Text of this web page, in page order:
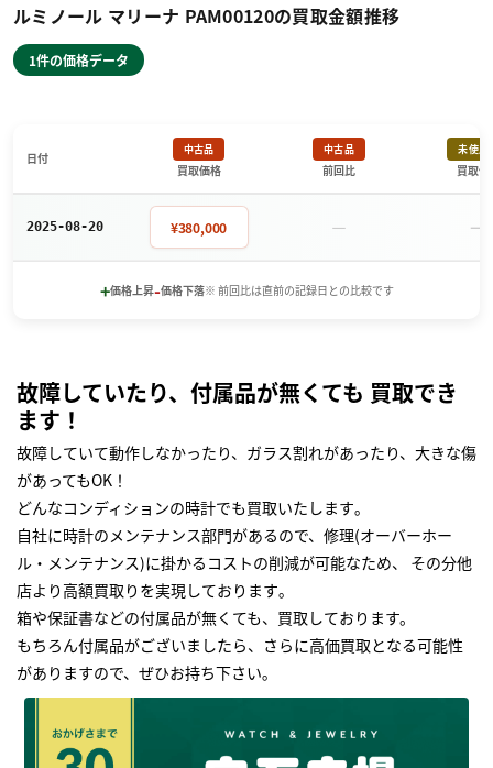
ルミノール マリーナ PAM00120の買取金額推移
1件の価格データ
日付
中古品
買取価格
中古品
前回比
未使用
買取価
2025-08-20 ¥380,000 － －
+価格上昇-価格下落※ 前回比は直前の記録日との比較です
故障していたり、付属品が無くても 買取でき
ます！
故障していて動作しなかったり、ガラス割れがあったり、大きな傷
があってもOK！
どんなコンディションの時計でも買取いたします｡
自社に時計のメンテナンス部門があるので、修理(オーバーホー
ル・メンテナンス)に掛かるコストの削減が可能なため、 その分他
店より高額買取りを実現しております｡
箱や保証書などの付属品が無くても、買取しております。
もちろん付属品がございましたら、さらに高価買取となる可能性
がありますので、ぜひお持ち下さい｡